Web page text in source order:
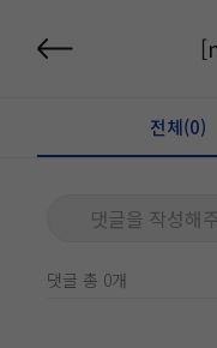
전체(0)
댓글을 작성해
댓글 총 0개